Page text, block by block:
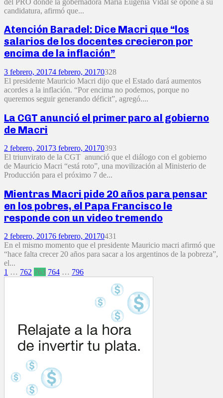
candidatura, afirmó que...
Atención Baradel: Dice Macri que “los
salarios de los docentes crecieron por
encima de la inflación”
3 febrero, 20174 febrero, 20170328
El presidente Mauricio Macri dijo que el Estado dará aumentos
acordes a la inflación. “Por encima no podemos, porque no
queremos seguir generando déficit”, agregó....
La CGT anunció el primer paro al gobierno
de Macri
2 febrero, 20173 febrero, 20170393
El triunvirato de la CGT anunció que el diálogo con el gobierno
de Mauricio Macri “está roto”, una movilización al Ministerio de
Producción para el próximo 7 de...
Mientras Macri pide 20 años para pensar
en los pobres, el Papa Francisco le
responde con un video tremendo
2 febrero, 20176 febrero, 20170431
En el mismo momento que el presidente Mauricio macri afirmó que
“hace falta crecer 20 años para sacar a los argentinos de la pobreza”,
el...
Paginación
1 … 762 763 764 … 796